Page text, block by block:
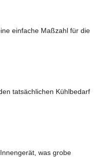
einfache Maßzahl für die
tatsächlichen Kühlbedarf
was grobe